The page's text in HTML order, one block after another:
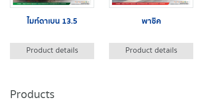
ไมท์ดาเบน 13.5
Product details
พาซิค
Product details
Products